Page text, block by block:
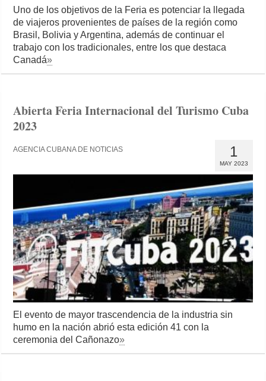
Uno de los objetivos de la Feria es potenciar la llegada
de viajeros provenientes de países de la región como
Brasil, Bolivia y Argentina, además de continuar el
trabajo con los tradicionales, entre los que destaca
Canadá»
Abierta Feria Internacional del Turismo Cuba
2023
1
MAY 2023
AGENCIA CUBANA DE NOTICIAS
El evento de mayor trascendencia de la industria sin
humo en la nación abrió esta edición 41 con la
ceremonia del Cañonazo»